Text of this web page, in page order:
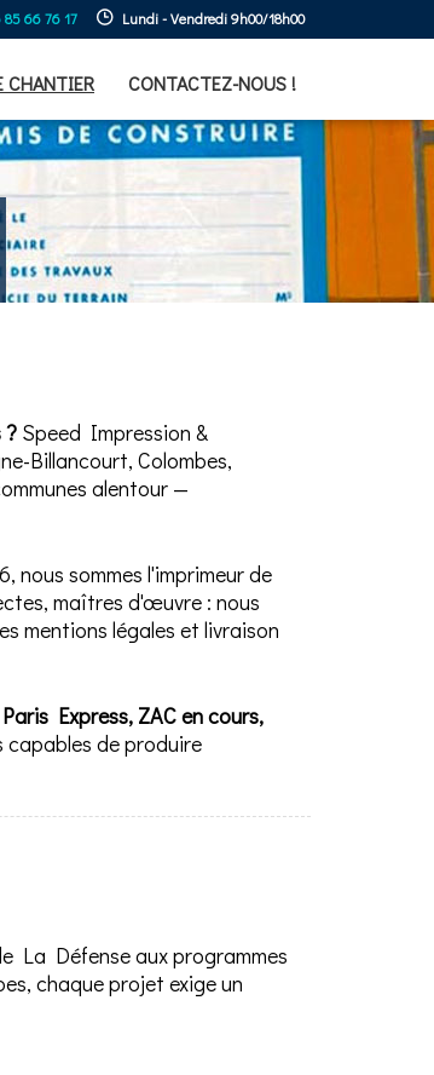
85 66 76 17 Lundi - Vendredi 9h00/18h00
CHANTIER CONTACTEZ-NOUS !
? Speed Impression &
Billancourt, Colombes,
alentour —
nous sommes l'imprimeur de
maîtres d'œuvre : nous
mentions légales et livraison
Express, ZAC en cours,
capables de produire
La Défense aux programmes
chaque projet exige un